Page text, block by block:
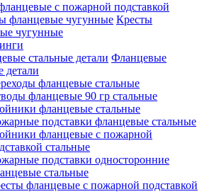
с пожарной подставкой
Кресты
чугунные
Фланцевые
детали
фланцевые стальные
фланцевые 90 гр стальные
фланцевые стальные
подставки фланцевые стальные
фланцевые с пожарной
стальные
подставки односторонние
стальные
фланцевые с пожарной подставкой